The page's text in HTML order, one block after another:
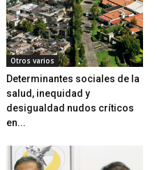
Otros varios
Determinantes sociales de la
salud, inequidad y
desigualdad nudos críticos
en...